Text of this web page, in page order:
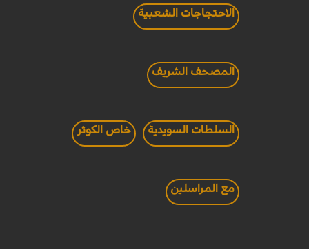
الاحتجاجات الشعبية
المصحف الشريف
السلطات السويدية خاص الكوثر
مع المراسلين